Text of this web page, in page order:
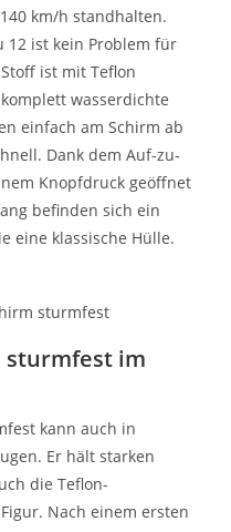
km/h standhalten.
12 ist kein Problem für
ist mit Teflon
wasserdichte
einfach am Schirm ab
Dank dem Auf-zu-
Knopfdruck geöffnet
befinden sich ein
eine klassische Hülle.
sturmfest im
kann auch in
Er hält starken
die Teflon-
Nach einem ersten